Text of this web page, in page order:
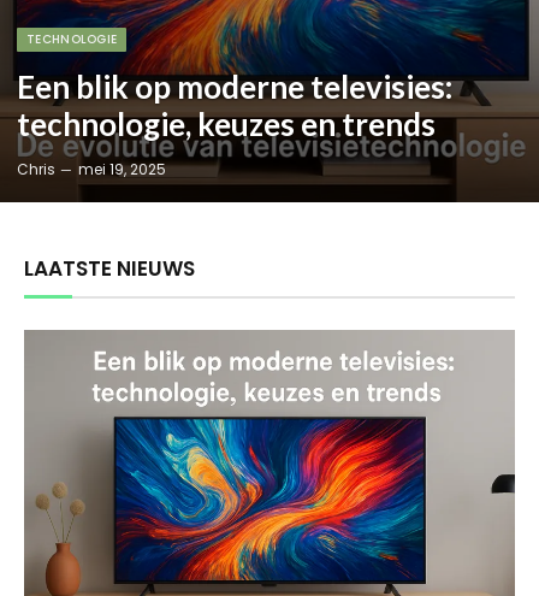
TECHNOLOGIE
Een blik op moderne televisies:
technologie, keuzes en trends
Chris mei 19, 2025
LAATSTE NIEUWS